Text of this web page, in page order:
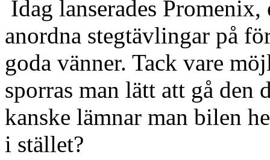
Idag lanserades
anordna stegtävlingar på
goda vänner. Tack vare
sporras man lätt att gå den
kanske lämnar man bilen
i stället?